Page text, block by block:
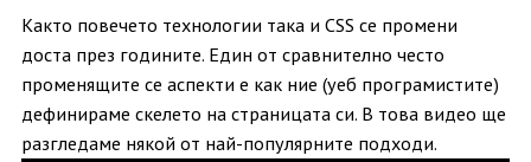
Както повечето технологии така и CSS се промени
доста през годините. Един от сравнително често
променящите се аспекти е как ние (уеб програмистите)
дефинираме скелето на страницата си. В това видео ще
разгледаме някой от най-популярните подходи.